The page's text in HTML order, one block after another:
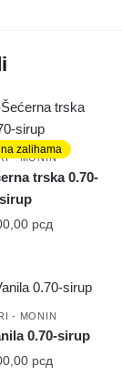
zalihama
- MONIN
trska 0.70-
sirup
рсд
- MONIN
0.70-sirup
рсд